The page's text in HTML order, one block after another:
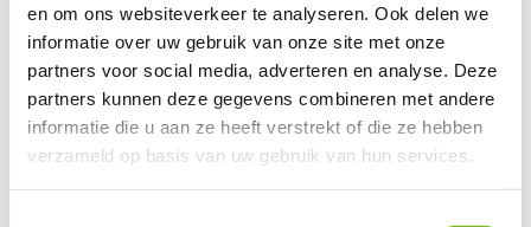
en om ons websiteverkeer te analyseren. Ook delen we
informatie over uw gebruik van onze site met onze
partners voor social media, adverteren en analyse. Deze
partners kunnen deze gegevens combineren met andere
informatie die u aan ze heeft verstrekt of die ze hebben
verzameld op basis van uw gebruik van hun services.
Send mail
This product is available in the following variants:
Gerelateerde producten